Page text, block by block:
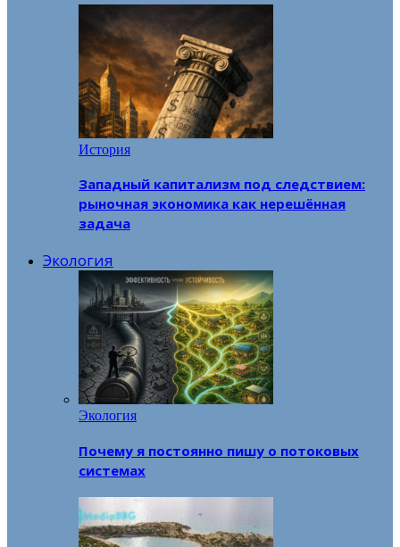
История
Западный капитализм под следствием:
рыночная экономика как нерешённая
задача
Экология
Экология
Почему я постоянно пишу о потоковых
системах